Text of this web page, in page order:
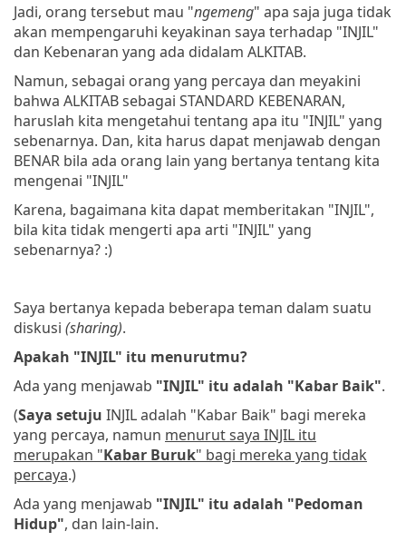
Jadi, orang tersebut mau "ngemeng" apa saja juga tidak
akan mempengaruhi keyakinan saya terhadap "INJIL"
dan Kebenaran yang ada didalam ALKITAB.
Namun, sebagai orang yang percaya dan meyakini
bahwa ALKITAB sebagai STANDARD KEBENARAN,
haruslah kita mengetahui tentang apa itu "INJIL" yang
sebenarnya. Dan, kita harus dapat menjawab dengan
BENAR bila ada orang lain yang bertanya tentang kita
mengenai "INJIL"
Karena, bagaimana kita dapat memberitakan "INJIL",
bila kita tidak mengerti apa arti "INJIL" yang
sebenarnya? :)
Saya bertanya kepada beberapa teman dalam suatu
diskusi (sharing).
Apakah "INJIL" itu menurutmu?
Ada yang menjawab "INJIL" itu adalah "Kabar Baik".
(Saya setuju INJIL adalah "Kabar Baik" bagi mereka
yang percaya, namun menurut saya INJIL itu
merupakan "Kabar Buruk" bagi mereka yang tidak
percaya.)
Ada yang menjawab "INJIL" itu adalah "Pedoman
Hidup", dan lain-lain.